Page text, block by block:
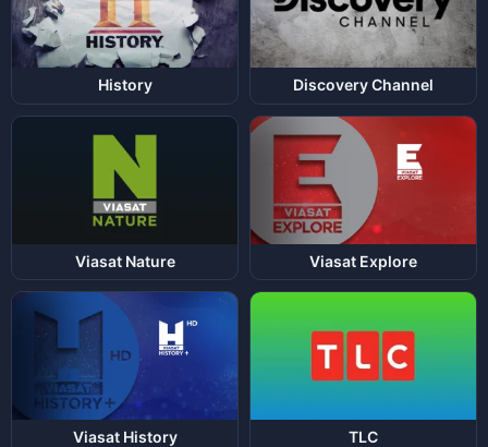
History Discovery Channel
Viasat Nature Viasat Explore
Viasat History TLC